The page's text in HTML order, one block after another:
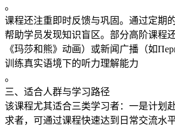
。
课程还注重​​即时反馈与巩固​​。通过定期
帮助学员发现知识盲区。部分高阶课程
《玛莎和熊》动画）或新闻广播（如
训练真实语境下的听力理解能力
。
三、适合人群与学习路径
该课程尤其适合三类学习者：一是计划
求者，可通过课程快速达到日常交流水